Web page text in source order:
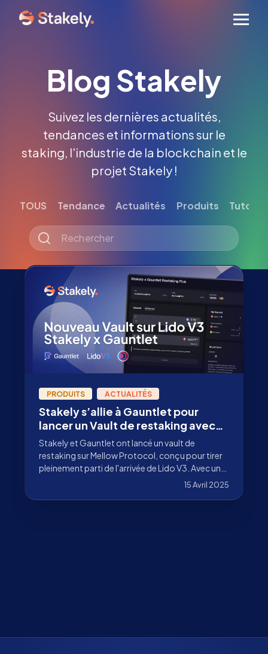
Blog Stakely
Suivez les dernières actualités,
tendances et informations sur le
staking, l'industrie de la blockchain et le
projet Stakely !
TOUS Tendance Actualités Produits Tutoriel
PRODUITS ACTUALITÉS
Stakely s’allie à Gauntlet pour
lancer un Vault de restaking avec
Lido V3
Stakely et Gauntlet ont lancé un vault de
restaking sur Mellow Protocol, conçu pour tirer
pleinement parti de l'arrivée de Lido V3. Avec une
infrastructure de staking de niveau institutionnel
15 Avril 2025